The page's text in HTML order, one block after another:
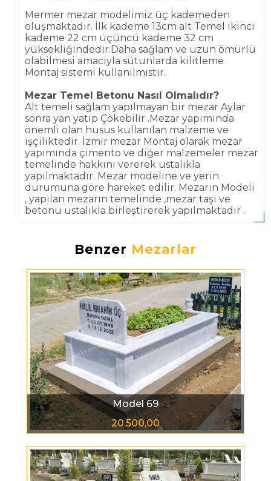
Mermer mezar modelimiz üç kademeden
oluşmaktadır. İlk kademe 13cm alt Temel ikinci
kademe 22 cm üçüncü kademe 32 cm
yüksekliğindedir.Daha sağlam ve uzun ömürlü
olabilmesi amacıyla sütunlarda kilitleme
Montaj sistemi kullanılmıstır.
Mezar Temel Betonu Nasıl Olmalıdır?
Alt temeli sağlam yapılmayan bir mezar Aylar
sonra yan yatıp Çökebilir .Mezar yapımında
önemli olan husus kullanılan malzeme ve
işçiliktedir. İzmir mezar Montaj olarak mezar
yapımında çimento ve diğer malzemeler mezar
temelinde hakkını vererek ustalıkla
yapılmaktadır. Mezar modeline ve yerin
durumuna göre hareket edilir. Mezarın Modeli
, yapılan mezarın temelinde ,mezar taşı ve
betonu ustalıkla birleştirerek yapılmaktadır .
Benzer Mezarlar
Model 69
20.500,00